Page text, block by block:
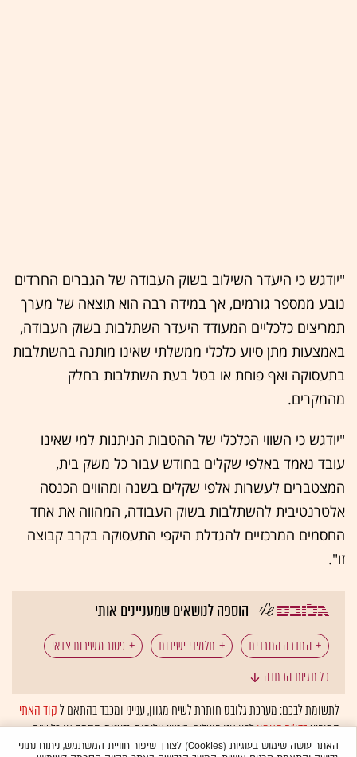
"יודגש כי היעדר השילוב בשוק העבודה של הגברים החרדים
נובע ממספר גורמים, אך במידה רבה הוא תוצאה של מערך
תמריצים כלכליים המעודד היעדר השתלבות בשוק העבודה,
באמצעות מתן סיוע כלכלי ממשלתי שאינו מותנה בהשתלבות
בתעסוקה ואף פוחת או בטל בעת השתלבות בחלק
מהמקרים.
"יודגש כי השווי הכלכלי של ההטבות הניתנות למי שאינו
עובד נאמד באלפי שקלים בחודש עבור כל משק בית,
המצטברים לעשרות אלפי שקלים בשנה ומהווים הכנסה
אלטרנטיבית להשתלבות בשוק העבודה, המהווה את אחד
החסמים המרכזיים להגדלת היקפי התעסוקה בקרב קבוצה
זו".
הוספה לנושאים שמעניינים אותי
החברה החרדית תלמידי ישיבות פטור משירות צבאי
שוק העבודה מסים חוקי יסוד כלכלת ישראל
כל תגיות הכתבה
לתשומת לבכם: מערכת גלובס חותרת לשיח מגוון, ענייני ומכבד בהתאם לקוד האתי
המופיעבדו"ח האמוןלפיו אנו פועלים. ביטויי אלימות, גזענות, הסתה או כל שיח
בלתי הולם אחר מסוננים בצורהאוטומטיתולא יפורסמו באתר.
האתר עושה שימוש בעוגיות (Cookies) לצורך שיפור חוויית המשתמש, ניתוח נתוני